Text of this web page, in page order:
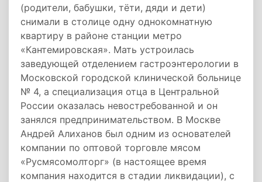
(родители, бабушки, тёти, дяди и дети)
снимали в столице одну однокомнатную
квартиру в районе станции метро
«Кантемировская». Мать устроилась
заведующей отделением гастроэнтерологии в
Московской городской клинической больнице
№ 4, а специализация отца в Центральной
России оказалась невостребованной и он
занялся предпринимательством. В Москве
Андрей Алиханов был одним из основателей
компании по оптовой торговле мясом
«Русмясомолторг» (в настоящее время
компания находится в стадии ликвидации), с